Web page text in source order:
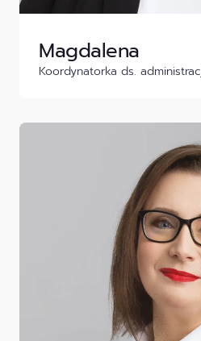
Magdalena
Koordynatorka ds.